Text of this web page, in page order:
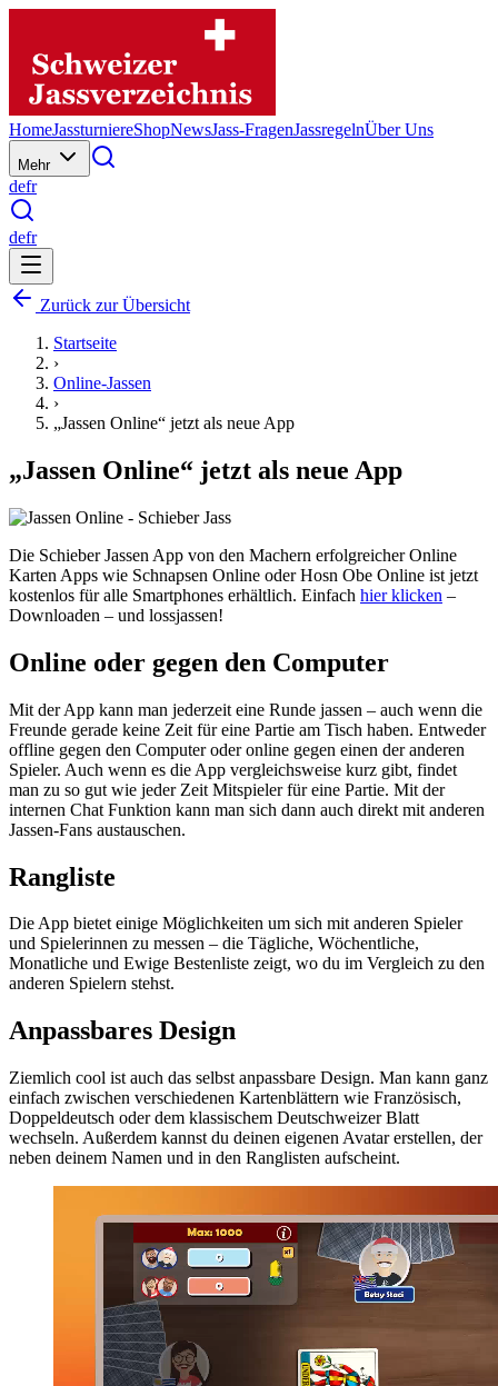
HomeJassturniereShopNewsJass-FragenJassregelnÜber Uns
Mehr
defr
defr
Zurück zur Übersicht
Startseite
›
Online-Jassen
›
„Jassen Online“ jetzt als neue App
„Jassen Online“ jetzt als neue App
Die Schieber Jassen App von den Machern erfolgreicher Online
Karten Apps wie Schnapsen Online oder Hosn Obe Online ist jetzt
kostenlos für alle Smartphones erhältlich. Einfach hier klicken –
Downloaden – und lossjassen!
Online oder gegen den Computer
Mit der App kann man jederzeit eine Runde jassen – auch wenn die
Freunde gerade keine Zeit für eine Partie am Tisch haben. Entweder
offline gegen den Computer oder online gegen einen der anderen
Spieler. Auch wenn es die App vergleichsweise kurz gibt, findet
man zu so gut wie jeder Zeit Mitspieler für eine Partie. Mit der
internen Chat Funktion kann man sich dann auch direkt mit anderen
Jassen-Fans austauschen.
Rangliste
Die App bietet einige Möglichkeiten um sich mit anderen Spieler
und Spielerinnen zu messen – die Tägliche, Wöchentliche,
Monatliche und Ewige Bestenliste zeigt, wo du im Vergleich zu den
anderen Spielern stehst.
Anpassbares Design
Ziemlich cool ist auch das selbst anpassbare Design. Man kann ganz
einfach zwischen verschiedenen Kartenblättern wie Französisch,
Doppeldeutsch oder dem klassischem Deutschweizer Blatt
wechseln. Außerdem kannst du deinen eigenen Avatar erstellen, der
neben deinem Namen und in den Ranglisten aufscheint.